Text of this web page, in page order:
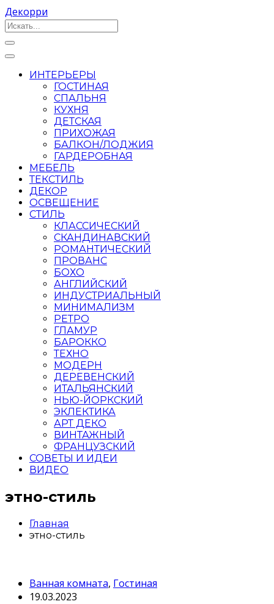
Декорри
ИНТЕРЬЕРЫ
ГОСТИНАЯ
СПАЛЬНЯ
КУХНЯ
ДЕТСКАЯ
ПРИХОЖАЯ
БАЛКОН/ЛОДЖИЯ
ГАРДЕРОБНАЯ
МЕБЕЛЬ
ТЕКСТИЛЬ
ДЕКОР
ОСВЕЩЕНИЕ
СТИЛЬ
КЛАССИЧЕСКИЙ
СКАНДИНАВСКИЙ
РОМАНТИЧЕСКИЙ
ПРОВАНС
БОХО
АНГЛИЙСКИЙ
ИНДУСТРИАЛЬНЫЙ
МИНИМАЛИЗМ
РЕТРО
ГЛАМУР
БАРОККО
ТЕХНО
МОДЕРН
ДЕРЕВЕНСКИЙ
ИТАЛЬЯНСКИЙ
НЬЮ-ЙОРКСКИЙ
ЭКЛЕКТИКА
АРТ ДЕКО
ВИНТАЖНЫЙ
ФРАНЦУЗСКИЙ
СОВЕТЫ И ИДЕИ
ВИДЕО
этно-стиль
Главная
этно-стиль
Ванная комната, Гостиная
19.03.2023